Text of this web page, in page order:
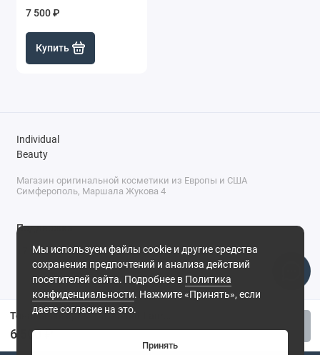
6 500 ₽
7 500 ₽
Купить
Мы используем файлы cookie и другие средства
сохранения предпочтений и анализа действий
посетителей сайта. Подробнее в Политика
конфиденциальности. Нажмите «Принять», если
даете согласие на это.
Принять
Individual
Beauty
Магазин оригинальной косметики из Европы и США
Симферополь, Маршала Жукова 4
Поддержка
+7 (978) 586-46-46
ПН-ПТ: 9:00 - 18:00
Суббота: 9:00 - 17:00
Воскресенье: выходной
Симферополь, ул. Маршала Жукова, 4